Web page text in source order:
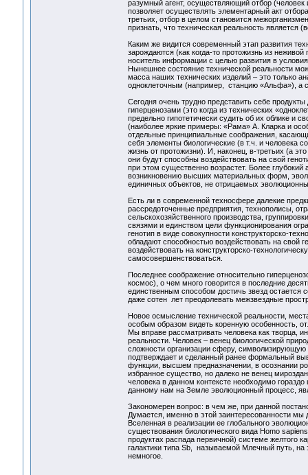
разумный агент, осуществляющий отбор
позволяет осуществлять элементарный акт
третьих, отбор в целом становится
признать, что техническая реальность
Каким же видится современный этап развития
зарождаются (как когда-то протожизнь из
носитель информации с целью развития в
Нынешнее состояние технической реальности
масса наших технических изделий – это только
одноклеточным (например, станцию «Альфа»), а
Сегодня очень трудно представить себе
гиперценозами (это когда из технических
предельно гипотетически судить об их облике и
(наиболее яркие примеры: «Рама» А. Кларка и
отдельные принципиальные соображения,
себя элементы биологические (в т.ч. и человека
жизнь от протожизни). И, наконец, в-третьих (а
они будут способны воздействовать на свой
при этом существенно возрастет. Более
возникновению высших материальных форм,
единичных объектов, не отрицаемых
Есть ли в современной техносфере далекие
рассредоточенные предприятия, технополисы,
сельскохозяйственного производства,
связями и единством цели функционирования
генотип в виде совокупности конструкторско-
обладают способностью воздействовать на свой
воздействовать на конструкторско-
самосовершенствоваться.
Последнее соображение относительно
космос), о чем много говорится в последние
единственным способом достичь звезд остается
даже сотен лет преодолевать межзвездные
Новое осмысление технической реальности,
особым образом видеть коренную особенность,
Мы вправе рассматривать человека как творца,
реальности. Человек – венец биологической
сложности организации сферу,
подтверждает и сделанный ранее формальный
функции, высшем предназначении, в осознании
избранное существо, но далеко не венец
человека в данном контексте необходимо
данному нам на Земле эволюционный процесс,
Закономерен вопрос: в чем же, при данной
Думается, именно в этой заинтересованности
Вселенная в реализации ее глобального
существования биологического вида Homo
продуктах распада первичной) системе желтого
галактики типа Sb, называемой Млечный путь, на
немногое.